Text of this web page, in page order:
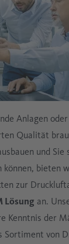
Anlagen
Qualität
und Sie
bieten
zur
Lösung an.
Kenntnis der
Sortiment von